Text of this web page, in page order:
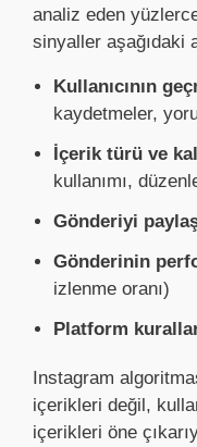
analiz eden
sinyaller aşağıdaki
Kullanıcının
kaydetmeler,
İçerik türü ve
kullanımı,
Gönderiyi
Gönderinin
izlenme oranı)
Platform
Instagram
içerikleri değil,
içerikleri öne